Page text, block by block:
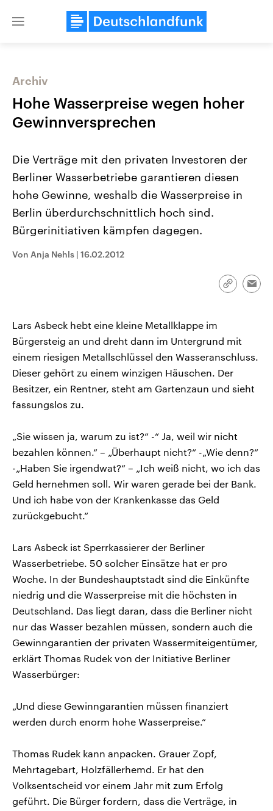
Close
Landtagswahl Sachsen-Anhalt
Alle Informationen
September 2026 einen neuen
Landtag. Seit 2021 wird das
und Kandidaten der anstehenden
Wahl.
USA
Hintergründe
aktuelle Weltgeschehen.
Audio-Archiv
Archiv
Hohe Wasserpreise wegen hoher
Gewinnversprechen
Die Verträge mit den privaten Investoren der
Berliner Wasserbetriebe garantieren diesen
hohe Gewinne, weshalb die Wasserpreise in
Berlin überdurchschnittlich hoch sind.
Bürgerinitiativen kämpfen dagegen.
Von Anja Nehls | 16.02.2012
Link
Lars Asbeck hebt eine kleine Metallklappe im
Bürgersteig an und dreht dann im Untergrund mit
einem riesigen Metallschlüssel den Wasseranschluss.
Dieser gehört zu einem winzigen Häuschen. Der
Besitzer, ein Rentner, steht am Gartenzaun und sieht
fassungslos zu.
„Sie wissen ja, warum zu ist?“ -“ Ja, weil wir nicht
bezahlen können.“ – „Überhaupt nicht?“ -„Wie denn?“
-„Haben Sie irgendwat?“ – „Ich weiß nicht, wo ich das
Geld hernehmen soll. Wir waren gerade bei der Bank.
Und ich habe von der Krankenkasse das Geld
zurückgebucht.“
Lars Asbeck ist Sperrkassierer der Berliner
Wasserbetriebe. 50 solcher Einsätze hat er pro
Woche. In der Bundeshauptstadt sind die Einkünfte
niedrig und die Wasserpreise mit die höchsten in
Deutschland. Das liegt daran, dass die Berliner nicht
nur das Wasser bezahlen müssen, sondern auch die
Gewinngarantien der privaten Wassermiteigentümer,
erklärt Thomas Rudek von der Initiative Berliner
Wasserbürger:
„Und diese Gewinngarantien müssen finanziert
werden durch enorm hohe Wasserpreise.“
Thomas Rudek kann anpacken. Grauer Zopf,
Mehrtagebart, Holzfällerhemd. Er hat den
Volksentscheid vor einem Jahr mit zum Erfolg
geführt. Die Bürger fordern, dass die Verträge, in